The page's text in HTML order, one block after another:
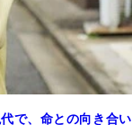
で、命との向き合い